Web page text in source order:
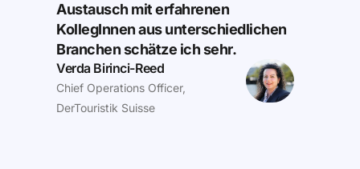
Austausch mit erfahrenen
KollegInnen aus unterschiedlichen
Branchen schätze ich sehr.
Verda Birinci-Reed
Chief Operations Officer,
DerTouristik Suisse